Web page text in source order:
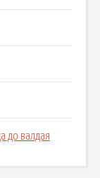
до валдая